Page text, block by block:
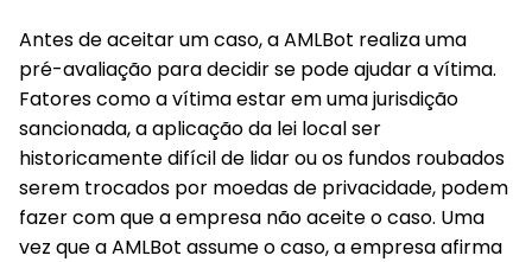
Antes de aceitar um caso, a AMLBot realiza uma
pré-avaliação para decidir se pode ajudar a vítima.
Fatores como a vítima estar em uma jurisdição
sancionada, a aplicação da lei local ser
historicamente difícil de lidar ou os fundos roubados
serem trocados por moedas de privacidade, podem
fazer com que a empresa não aceite o caso. Uma
vez que a AMLBot assume o caso, a empresa afirma